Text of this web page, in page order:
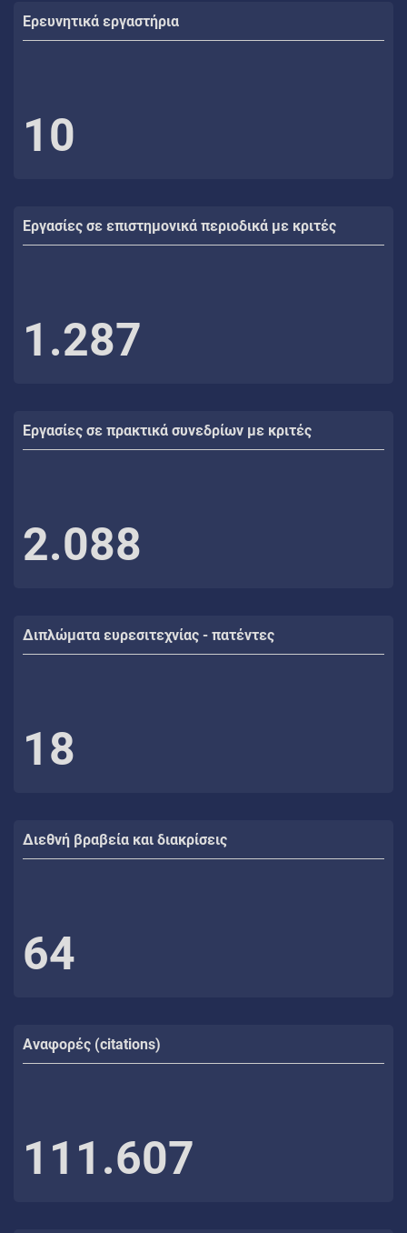
Ερευνητικά εργαστήρια
10
Εργασίες σε επιστημονικά περιοδικά με κριτές
1.287
Εργασίες σε πρακτικά συνεδρίων με κριτές
2.088
Διπλώματα ευρεσιτεχνίας - πατέντες
18
Διεθνή βραβεία και διακρίσεις
64
Αναφορές (citations)
111.607